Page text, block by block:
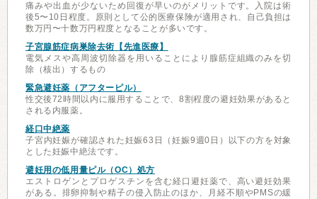
痛みや出血が少ないため回復が早いのがメリットです。入院は術
後5〜10日程度。原則として公的医療保険が適用され、自己負担は
数万円〜十数万円程度となることが多いです。
子宮腺筋症病巣除去術【先進医療】
電気メスや高周波切除器を用いることにより腺筋症組織のみを切
除（核出）するもの
緊急避妊薬（アフターピル）
性交後72時間以内に服用することで、8割程度の避妊効果があると
される内服薬。
経口中絶薬
子宮内妊娠が確認された妊娠63日（妊娠9週0日）以下の方を対象
とした妊娠中絶法です。
避妊用の低用量ピル（OC）処方
エストロゲンとプロゲスチンを含む経口避妊薬で、高い避妊効果
がある。排卵抑制や精子の侵入防止のほか、月経不順やPMSの緩